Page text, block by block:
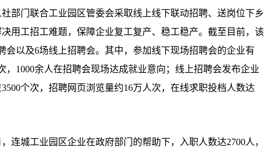
部门联合工业园区管委会采取线上线下联动招聘、送岗位下乡
用工招工难题，保障企业复工复产、稳工稳产。截至目前，该
会以及6场线上招聘会。其中，参加线下现场招聘会的企业有
，1000余人在招聘会现场达成就业意向；线上招聘会发布企业
个次，招聘网页浏览量约16万人次，在线求职投档人数达
城工业园区企业在政府部门的帮助下，入职人数达2700人，